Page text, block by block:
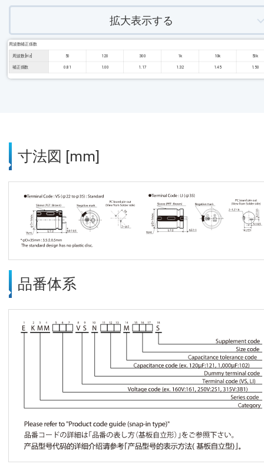
拡大表示する
周波数補正係数
周波数 [Hz] 50 120 300 1k 10k 50k
補正係数 0.81 1.00 1.17 1.32 1.45 1.50
寸法図 [mm]
品番体系